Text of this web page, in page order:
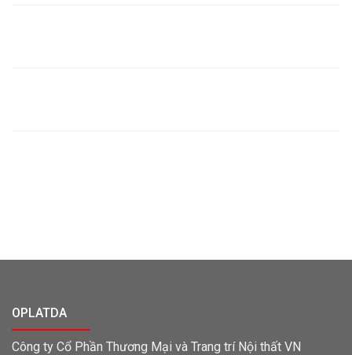
OPLATDA
Công ty Cổ Phần Thương Mại và Trang trí Nội thất VN